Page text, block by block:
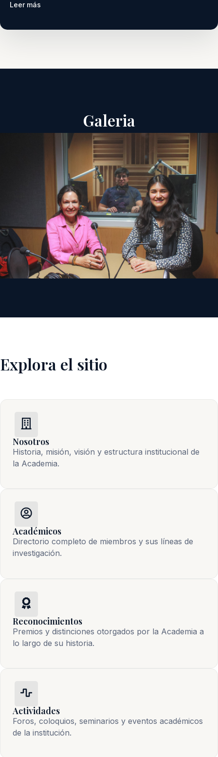
Leer más
Galeria
Explora el sitio
Nosotros
Historia, misión, visión y estructura institucional de
la Academia.
Académicos
Directorio completo de miembros y sus líneas de
investigación.
Reconocimientos
Premios y distinciones otorgados por la Academia a
lo largo de su historia.
Actividades
Foros, coloquios, seminarios y eventos académicos
de la institución.